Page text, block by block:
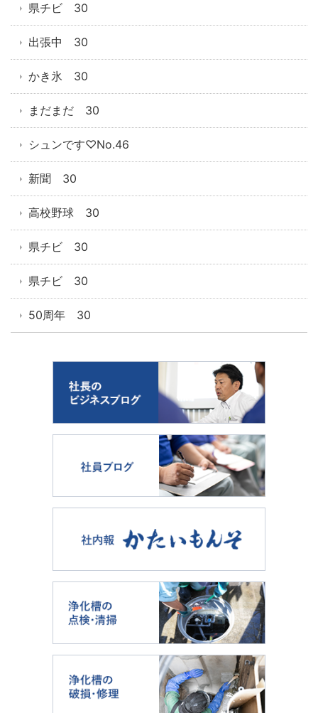
県チビ 30
出張中 30
かき氷 30
まだまだ 30
シュンです♡No.46
新聞 30
高校野球 30
県チビ 30
県チビ 30
50周年 30